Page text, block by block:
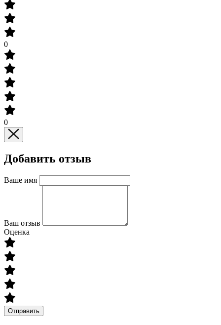
0
0
Добавить отзыв
Ваше имя
Ваш отзыв
Оценка
Отправить